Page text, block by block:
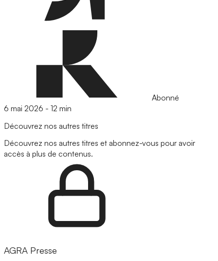
Abonné
6 mai 2026 - 12 min
Découvrez nos autres titres
Découvrez nos autres titres et abonnez-vous pour avoir
accès à plus de contenus.
AGRA Presse